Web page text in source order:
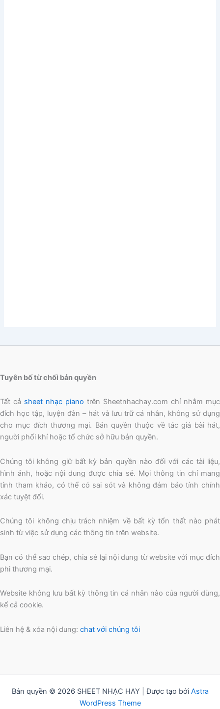
Tuyên bố từ chối bản quyền
Tất cả sheet nhạc piano trên Sheetnhachay.com chỉ nhằm mục
đích học tập, luyện đàn – hát và lưu trữ cá nhân, không sử dụng
cho mục đích thương mại. Bản quyền thuộc về tác giả bài hát,
người phối khí hoặc tổ chức sở hữu bản quyền.
Chúng tôi không giữ bất kỳ bản quyền nào đối với các tài liệu,
hình ảnh, hoặc nội dung được chia sẻ. Mọi thông tin chỉ mang
tính tham khảo, có thể có sai sót và không đảm bảo tính chính
xác tuyệt đối.
Chúng tôi không chịu trách nhiệm về bất kỳ tổn thất nào phát
sinh từ việc sử dụng các thông tin trên website.
Bạn có thể sao chép, chia sẻ lại nội dung từ website với mục đích
phi thương mại.
Website không lưu bất kỳ thông tin cá nhân nào của người dùng,
kể cả cookie.
Liên hệ & xóa nội dung: chat với chúng tôi
Bản quyền © 2026 SHEET NHẠC HAY | Được tạo bởi Astra
WordPress Theme